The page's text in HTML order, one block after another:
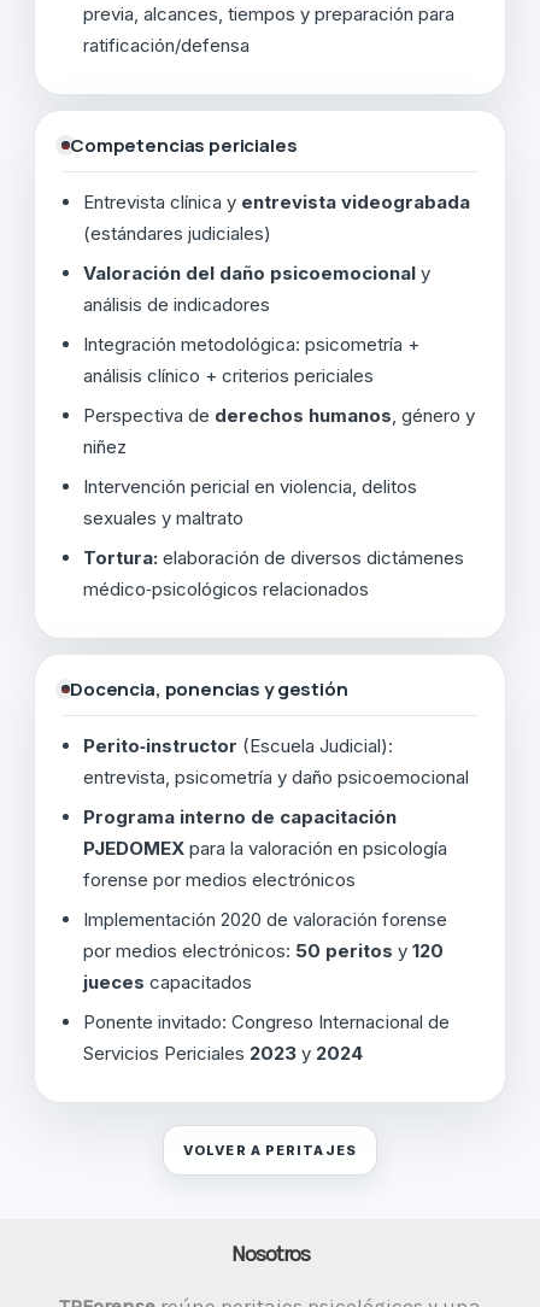
previa, alcances, tiempos y preparación para
ratificación/defensa
Competencias periciales
Entrevista clínica y entrevista videograbada
(estándares judiciales)
Valoración del daño psicoemocional y
análisis de indicadores
Integración metodológica: psicometría +
análisis clínico + criterios periciales
Perspectiva de derechos humanos , género y
niñez
Intervención pericial en violencia, delitos
sexuales y maltrato
Tortura: elaboración de diversos dictámenes
médico‑psicológicos relacionados
Docencia, ponencias y gestión
Perito‑instructor (Escuela Judicial):
entrevista, psicometría y daño psicoemocional
Programa interno de capacitación
PJEDOMEX para la valoración en psicología
forense por medios electrónicos
Implementación 2020 de valoración forense
por medios electrónicos: 50 peritos y 120
jueces capacitados
Ponente invitado: Congreso Internacional de
Servicios Periciales 2023 y 2024
VOLVER A PERITAJES
Nosotros